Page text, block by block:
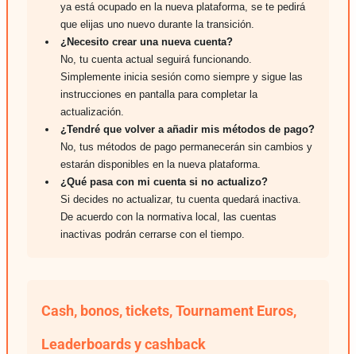
ya está ocupado en la nueva plataforma, se te pedirá
que elijas uno nuevo durante la transición.
¿Necesito crear una nueva cuenta?
No, tu cuenta actual seguirá funcionando.
Simplemente inicia sesión como siempre y sigue las
instrucciones en pantalla para completar la
actualización.
¿Tendré que volver a añadir mis métodos de pago?
No, tus métodos de pago permanecerán sin cambios y
estarán disponibles en la nueva plataforma.
¿Qué pasa con mi cuenta si no actualizo?
Si decides no actualizar, tu cuenta quedará inactiva.
De acuerdo con la normativa local, las cuentas
inactivas podrán cerrarse con el tiempo.
Cash, bonos, tickets, Tournament Euros,
Leaderboards y cashback